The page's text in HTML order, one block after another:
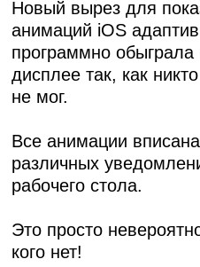
Новый вырез для
анимаций iOS
программно
дисплее так, как
не мог.
Все анимации
различных
рабочего стола.
Это просто
кого нет!